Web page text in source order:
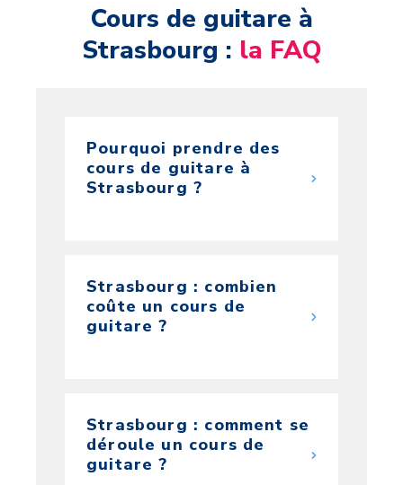
Cours de guitare à
Strasbourg : la FAQ
Pourquoi prendre des
cours de guitare à
Strasbourg ?
Strasbourg : combien
coûte un cours de
guitare ?
Strasbourg : comment se
déroule un cours de
guitare ?